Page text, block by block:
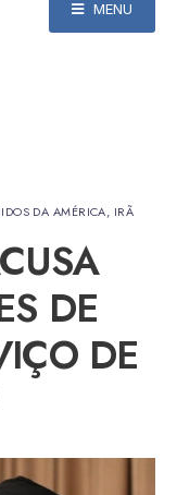
MENU
DA AMÉRICA, IRÃ
DE
DE